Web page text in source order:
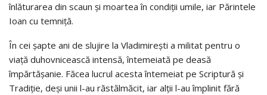
înlăturarea din scaun şi moartea în condiţii umile, iar Părintele
Ioan cu temniţă.
În cei şapte ani de slujire la Vladimireşti a militat pentru o
viaţă duhovnicească intensă, întemeiată pe deasă
împărtăşanie. Făcea lucrul acesta întemeiat pe Scriptură şi
Tradiţie, deşi unii l-au răstălmăcit, iar alţii l-au împlinit fără